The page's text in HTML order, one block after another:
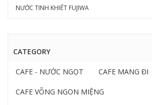
NƯỚC TINH KHIẾT FUJIWA
CATEGORY
CAFE - NƯỚC NGỌT CAFE MANG ĐI
CAFE VÕNG NGON MIỆNG